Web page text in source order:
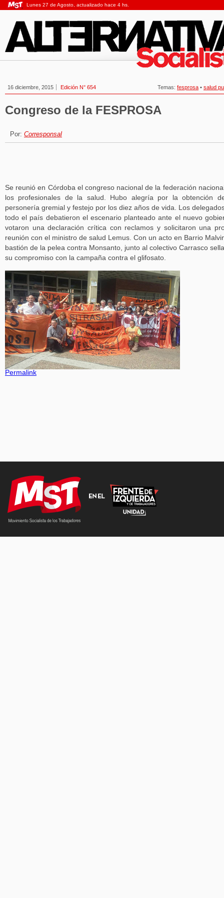
Lunes 27 de Agosto, actualizado hace 4 hs.
16 diciembre, 2015 Edición N° 654 Temas: fesprosa • salud
Congreso de la FESPROSA
Por: Corresponsal
Se reunió en Córdoba el congreso nacional de la federación
los profesionales de la salud. Hubo alegría por la obtención
personería gremial y festejo por los diez años de vida. Los
todo el país debatieron el escenario planteado ante el nuevo
votaron una declaración crítica con reclamos y solicitaron una
reunión con el ministro de salud Lemus. Con un acto en Barrio
bastión de la pelea contra Monsanto, junto al colectivo Carrasco
su compromiso con la campaña contra el glifosato.
Permalink